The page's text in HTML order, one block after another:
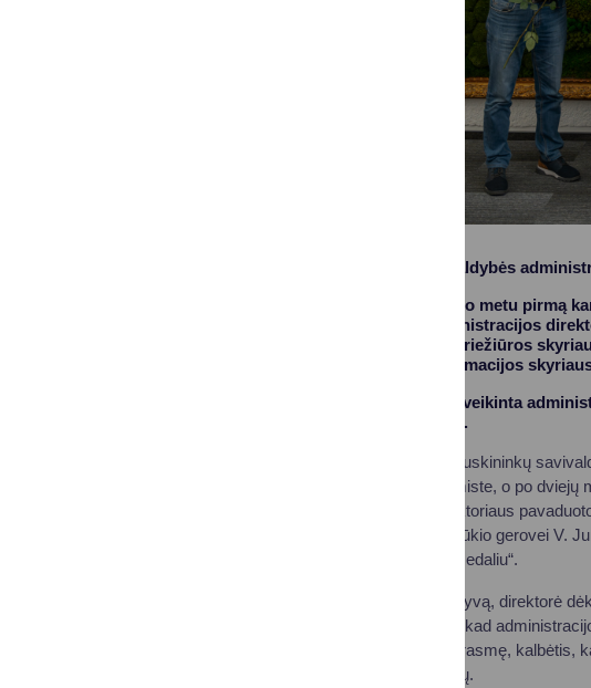
Druskininkų savivaldybės
Šventinio susitikimo metu pirmą
Malinauskas, administracijos
specialistai: Ūkio priežiūros
Dokumentų ir informacijos
Renginio metu pasveikinta
savivaldoje sukaktį.
V. Jurgelevičienė Druskininkų
specialiste - ekonomiste, o po
administracijos direktoriaus
nuopelnus Lietuvos ūkio gerovei V.
„Darbo Žvaigždės Medaliu“.
Sveikindama kolektyvą, direktorė
pasiekimais bei tuo, kad
matyti savo darbo prasmę, kalbėtis,
siekiant bendrų tikslų.